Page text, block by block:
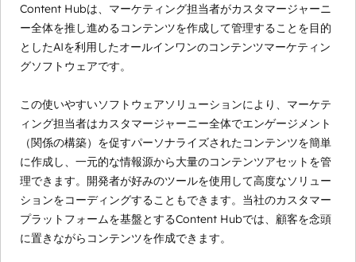
Content Hubは、マーケティング担当者がカスタマージャーニ
ー全体を推し進めるコンテンツを作成して管理することを目的
としたAIを利用したオールインワンのコンテンツマーケティン
グソフトウェアです。
この使いやすいソフトウェアソリューションにより、マーケテ
ィング担当者はカスタマージャーニー全体でエンゲージメント
（関係の構築）を促すパーソナライズされたコンテンツを簡単
に作成し、一元的な情報源から大量のコンテンツアセットを管
理できます。開発者が好みのツールを使用して高度なソリュー
ションをコーディングすることもできます。当社のカスタマー
プラットフォームを基盤とするContent Hubでは、顧客を念頭
に置きながらコンテンツを作成できます。